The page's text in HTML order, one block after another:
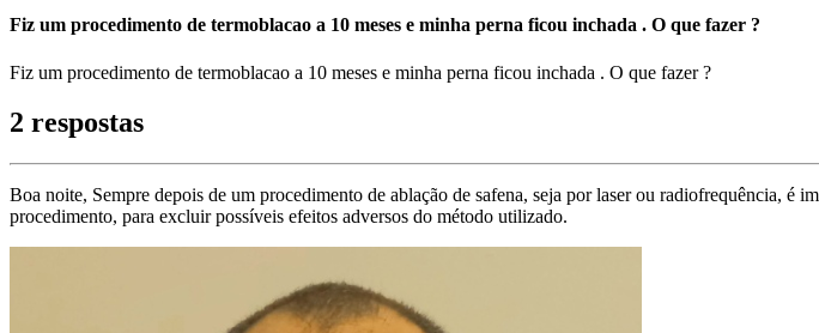
Fiz um procedimento de termoblacao a 10 meses e minha perna ficou inchada . O que fazer ?
Fiz um procedimento de termoblacao a 10 meses e minha perna ficou inchada . O que fazer ?
2 respostas
Boa noite, Sempre depois de um procedimento de ablação de safena, seja por laser ou radiofrequência,
procedimento, para excluir possíveis efeitos adversos do método utilizado.